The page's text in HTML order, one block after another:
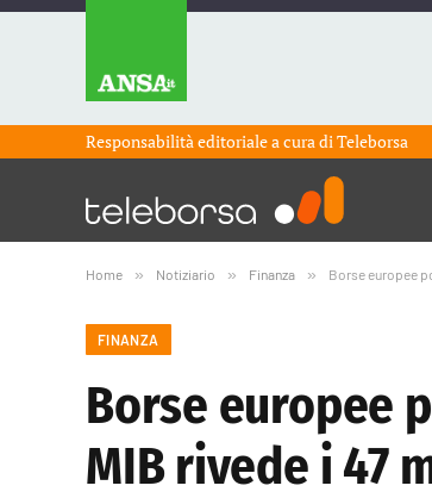
Responsabilità editoriale a cura diTeleborsa
Home » Notiziario » Finanza » Borse europee
FINANZA
Borse europee
MIB rivede i 47